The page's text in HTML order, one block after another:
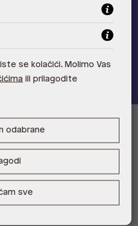
se
Prodajna mjesta
ALDO A-List program
vjernosti
se kolačići. Molimo Vas
ili prilagodite
odabrane
sve